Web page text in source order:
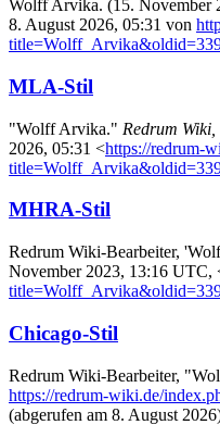
Wolff Arvika. (15. November
8. August 2026, 05:31 von
MLA-Stil
"Wolff Arvika." Redrum Wiki,
2026, 05:31 <https://redrum-
MHRA-Stil
Redrum Wiki-Bearbeiter,
November 2023, 13:16 UTC,
Chicago-Stil
Redrum Wiki-Bearbeiter,
https://redrum-wiki.de/
(abgerufen am 8. August